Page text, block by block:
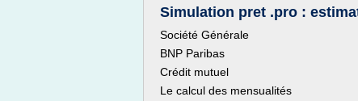
Simulation pret .pro :
Société Générale
BNP Paribas
Crédit mutuel
Le calcul des mensualités